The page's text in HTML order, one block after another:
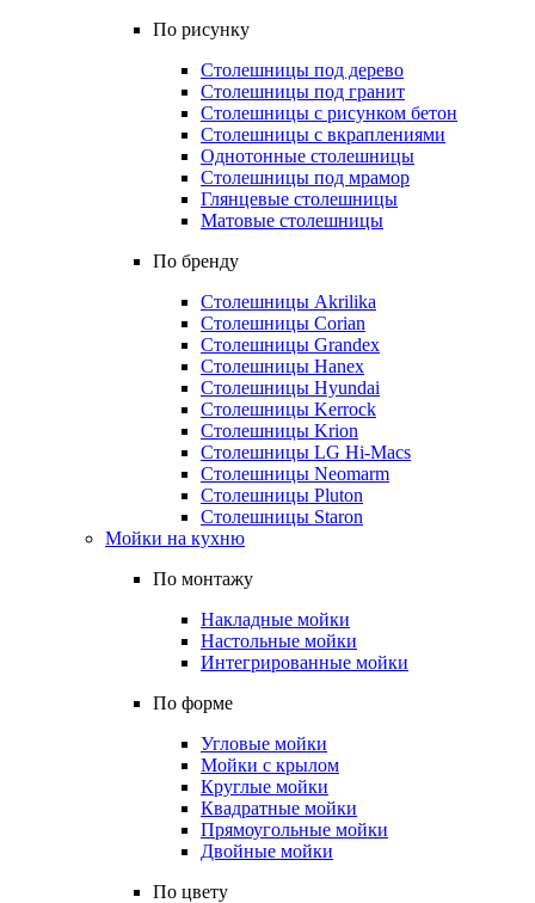
По рисунку
Столешницы под дерево
Столешницы под гранит
Столешницы с рисунком бетон
Столешницы с вкраплениями
Однотонные столешницы
Столешницы под мрамор
Глянцевые столешницы
Матовые столешницы
По бренду
Столешницы Akrilika
Столешницы Corian
Столешницы Grandex
Столешницы Hanex
Столешницы Hyundai
Столешницы Kerrock
Столешницы Krion
Столешницы LG Hi-Macs
Столешницы Neomarm
Столешницы Pluton
Столешницы Staron
Мойки на кухню
По монтажу
Накладные мойки
Настольные мойки
Интегрированные мойки
По форме
Угловые мойки
Мойки с крылом
Круглые мойки
Квадратные мойки
Прямоугольные мойки
Двойные мойки
По цвету